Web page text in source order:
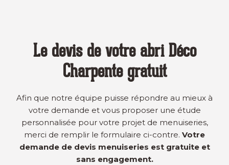
Le devis de votre abri Déco
Charpente gratuit
Afin que notre équipe puisse répondre au mieux à
votre demande et vous proposer une étude
personnalisée pour votre projet de menuiseries,
merci de remplir le formulaire ci-contre. Votre
demande de devis menuiseries est gratuite et
sans engagement.